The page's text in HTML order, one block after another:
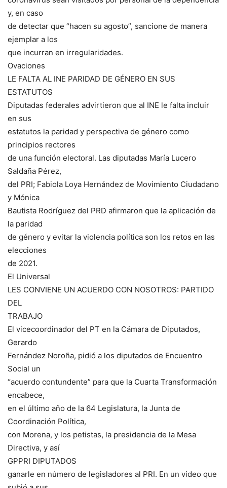
y, en caso
de detectar que “hacen su agosto”, sancione de manera
ejemplar a los
que incurran en irregularidades.
Ovaciones
LE FALTA AL INE PARIDAD DE GÉNERO EN SUS
ESTATUTOS
Diputadas federales advirtieron que al INE le falta incluir
en sus
estatutos la paridad y perspectiva de género como
principios rectores
de una función electoral. Las diputadas María Lucero
Saldaña Pérez,
del PRI; Fabiola Loya Hernández de Movimiento Ciudadano
y Mónica
Bautista Rodríguez del PRD afirmaron que la aplicación de
la paridad
de género y evitar la violencia política son los retos en las
elecciones
de 2021.
El Universal
LES CONVIENE UN ACUERDO CON NOSOTROS: PARTIDO
DEL
TRABAJO
El vicecoordinador del PT en la Cámara de Diputados,
Gerardo
Fernández Noroña, pidió a los diputados de Encuentro
Social un
“acuerdo contundente” para que la Cuarta Transformación
encabece,
en el último año de la 64 Legislatura, la Junta de
Coordinación Política,
con Morena, y los petistas, la presidencia de la Mesa
Directiva, y así
GPPRI DIPUTADOS
ganarle en número de legisladores al PRI. En un video que